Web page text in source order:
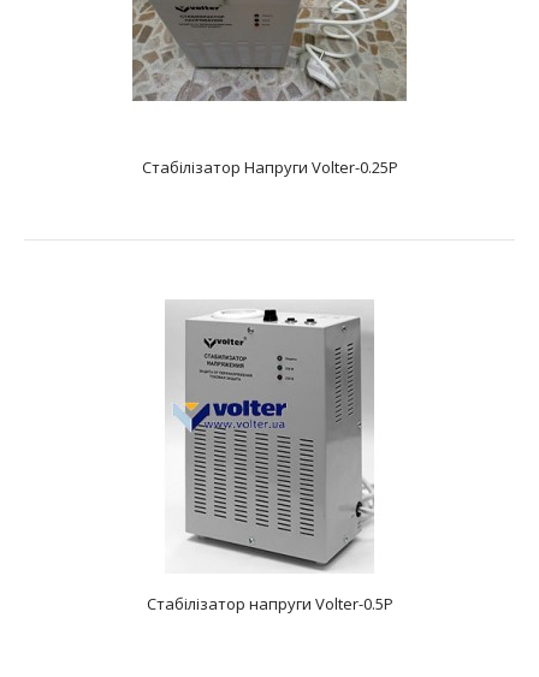
Характеристики: Тип: електронний безступінчастий
Фазність: одна фаза Діапазон вхідних напруг, В..
Стабілізатор Напруги Volter-0.25P
Стабілізатор напруги Volter-0.5P